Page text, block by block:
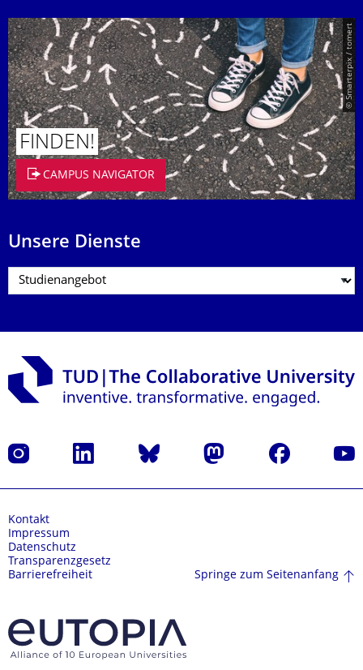
© Smarterpix / tomert
FINDEN!
CAMPUS NAVIGATOR
Unsere Dienste
Instagram LinkedIn Bluesky Mastodon Facebook
Kontakt
Impressum
Datenschutz
Transparenzgesetz
Barrierefreiheit
Springe zum Seitenanfang